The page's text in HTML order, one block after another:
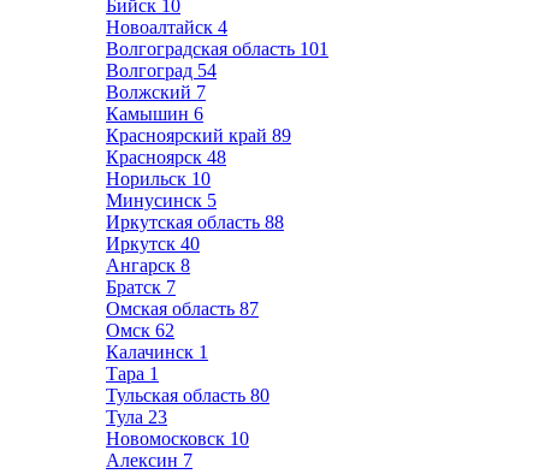
Бийск 10
Новоалтайск 4
Волгоградская область 101
Волгоград 54
Волжский 7
Камышин 6
Красноярский край 89
Красноярск 48
Норильск 10
Минусинск 5
Иркутская область 88
Иркутск 40
Ангарск 8
Братск 7
Омская область 87
Омск 62
Калачинск 1
Тара 1
Тульская область 80
Тула 23
Новомосковск 10
Алексин 7